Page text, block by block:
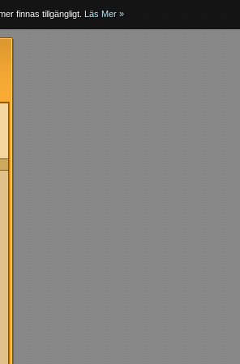
finnas tillgängligt. Läs Mer »